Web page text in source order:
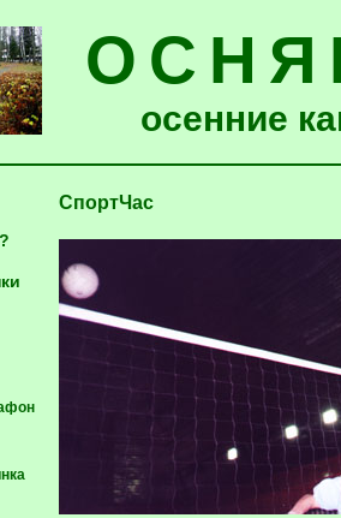
осенние
СпортЧас